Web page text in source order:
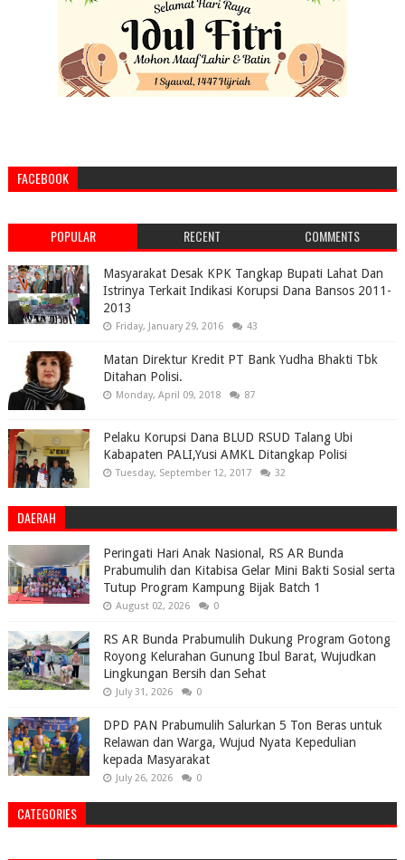
FACEBOOK
POPULAR RECENT COMMENTS
Masyarakat Desak KPK Tangkap Bupati Lahat Dan
Istrinya Terkait Indikasi Korupsi Dana Bansos 2011-
2013
Friday, January 29, 2016 43
Matan Direktur Kredit PT Bank Yudha Bhakti Tbk
Ditahan Polisi.
Monday, April 09, 2018 87
Pelaku Korupsi Dana BLUD RSUD Talang Ubi
Kabapaten PALI,Yusi AMKL Ditangkap Polisi
Tuesday, September 12, 2017 32
DAERAH
Peringati Hari Anak Nasional, RS AR Bunda
Prabumulih dan Kitabisa Gelar Mini Bakti Sosial serta
Tutup Program Kampung Bijak Batch 1
August 02, 2026 0
RS AR Bunda Prabumulih Dukung Program Gotong
Royong Kelurahan Gunung Ibul Barat, Wujudkan
Lingkungan Bersih dan Sehat
July 31, 2026 0
DPD PAN Prabumulih Salurkan 5 Ton Beras untuk
Relawan dan Warga, Wujud Nyata Kepedulian
kepada Masyarakat
July 26, 2026 0
CATEGORIES